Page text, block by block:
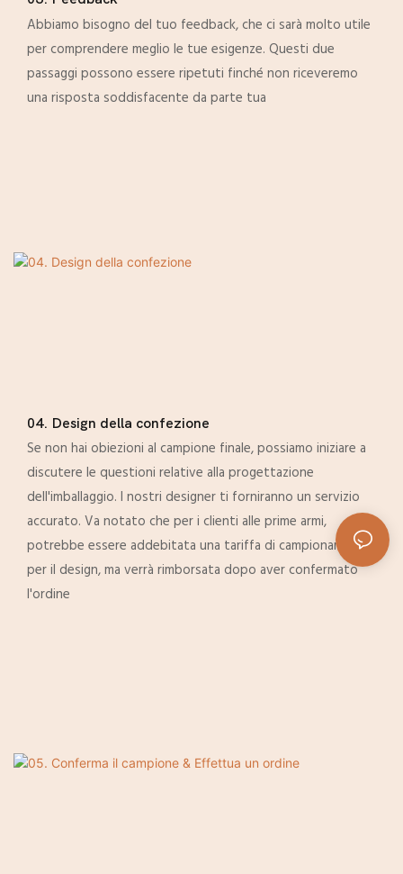
Abbiamo bisogno del tuo feedback, che ci sarà molto utile
per comprendere meglio le tue esigenze. Questi due
passaggi possono essere ripetuti finché non riceveremo
una risposta soddisfacente da parte tua
04. Design della confezione
Se non hai obiezioni al campione finale, possiamo iniziare a
discutere le questioni relative alla progettazione
dell'imballaggio. I nostri designer ti forniranno un servizio
accurato. Va notato che per i clienti alle prime armi,
potrebbe essere addebitata una tariffa di campionamento
per il design, ma verrà rimborsata dopo aver confermato
l'ordine